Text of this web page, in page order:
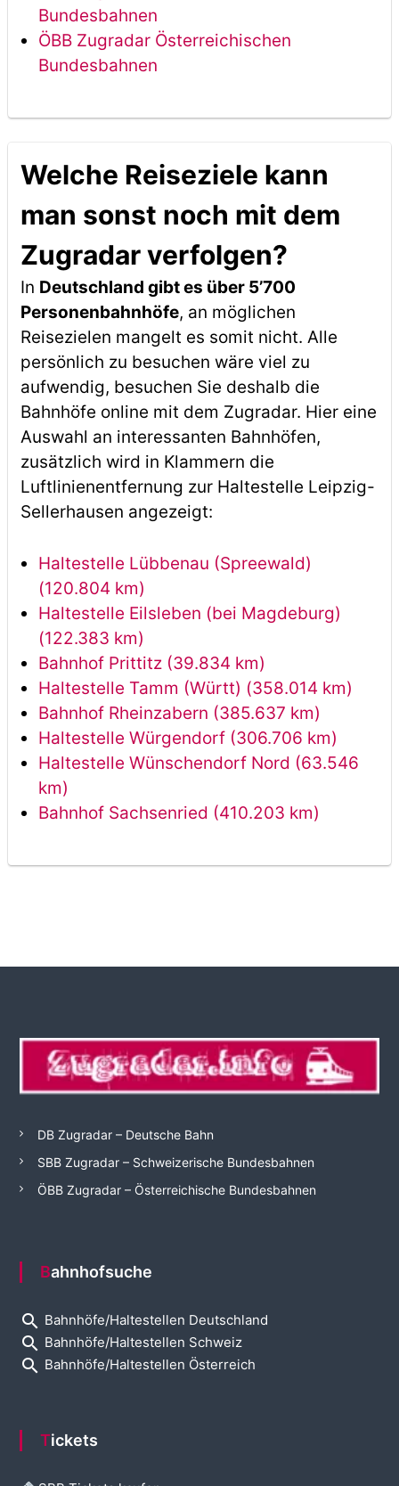
Bundesbahnen
ÖBB Zugradar Österreichischen
Bundesbahnen
Welche Reiseziele kann
man sonst noch mit dem
Zugradar verfolgen?
In Deutschland gibt es über 5’700
Personenbahnhöfe, an möglichen
Reisezielen mangelt es somit nicht. Alle
persönlich zu besuchen wäre viel zu
aufwendig, besuchen Sie deshalb die
Bahnhöfe online mit dem Zugradar. Hier eine
Auswahl an interessanten Bahnhöfen,
zusätzlich wird in Klammern die
Luftlinienentfernung zur Haltestelle Leipzig-
Sellerhausen angezeigt:
Haltestelle Lübbenau (Spreewald)
(120.804 km)
Haltestelle Eilsleben (bei Magdeburg)
(122.383 km)
Bahnhof Prittitz (39.834 km)
Haltestelle Tamm (Württ) (358.014 km)
Bahnhof Rheinzabern (385.637 km)
Haltestelle Würgendorf (306.706 km)
Haltestelle Wünschendorf Nord (63.546
km)
Bahnhof Sachsenried (410.203 km)
DB Zugradar – Deutsche Bahn
SBB Zugradar – Schweizerische Bundesbahnen
ÖBB Zugradar – Österreichische Bundesbahnen
Bahnhofsuche
search Bahnhöfe/Haltestellen Deutschland
search Bahnhöfe/Haltestellen Schweiz
search Bahnhöfe/Haltestellen Österreich
Tickets